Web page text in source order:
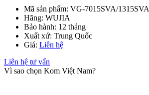
Mã sản phẩm: VG-7015SVA/1315SVA
Hãng: WUJIA
Bảo hành: 12 tháng
Xuất xứ: Trung Quốc
Giá: Liên hệ
Liên hệ tư vấn
Vì sao chọn Kom Việt Nam?